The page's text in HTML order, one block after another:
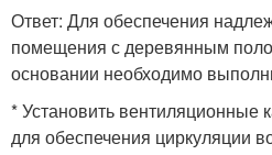
Ответ: Для обеспечения
помещения с деревянным
основании необходимо
* Установить вентиляционные
для обеспечения циркуляции